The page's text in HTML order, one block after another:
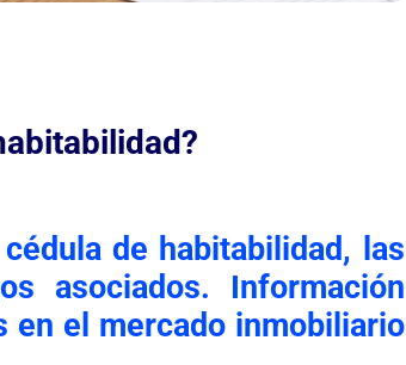
de habitabilidad, las
asociados. Información
en el mercado inmobiliario